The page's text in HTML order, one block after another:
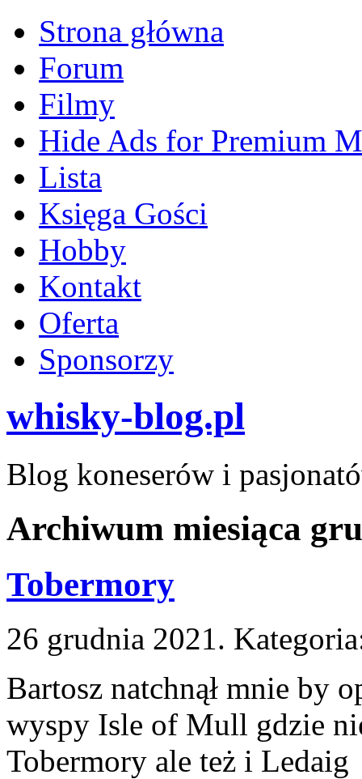
Strona główna
Forum
Filmy
Hide Ads for Premium
Lista
Księga Gości
Hobby
Kontakt
Oferta
Sponsorzy
whisky-blog.pl
Blog koneserów i
Archiwum miesiąca
Tobermory
26 grudnia 2021.
Bartosz natchnął mnie by
wyspy Isle of Mull gdzie
Tobermory ale też i Ledaig